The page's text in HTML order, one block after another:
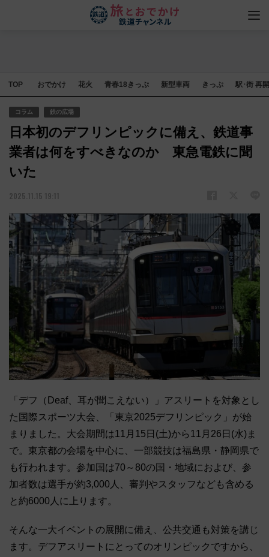
TOP おでかけ 花火 青春18きっぷ 新型車両 きっぷ 駅･街 再
コラム 鉄の広場
日本初のデフリンピックに備え、鉄道事
業者は何をすべきなのか 東急電鉄に聞
いた
2025.11.15 19:11
「デフ（Deaf、耳が聞こえない）」アスリートを対象とし
た国際スポーツ大会、「東京2025デフリンピック」が始
まりました。大会期間は11月15日(土)から11月26日(水)ま
で。東京都の会場を中心に、一部競技は福島県・静岡県で
も行われます。参加国は70～80の国・地域におよび、参
加者数は選手が約3,000人、審判やスタッフなども含める
と約6000人に上ります。
そんな一大イベントの展開に備え、公共交通も対策を講じ
ます。デフアスリートにとってのオリンピックですから、